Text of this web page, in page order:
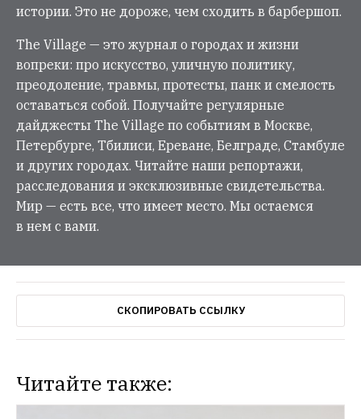
истории. Это не дороже, чем сходить в барбершоп.
The Village — это журнал о городах и жизни
вопреки: про искусство, уличную политику,
преодоление, травмы, протесты, панк и смелость
оставаться собой. Получайте регулярные
дайджесты The Village по событиям в Москве,
Петербурге, Тбилиси, Ереване, Белграде, Стамбуле
и других городах. Читайте наши репортажи,
расследования и эксклюзивные свидетельства.
Мир — есть все, что имеет место. Мы остаемся
в нем с вами.
СКОПИРОВАТЬ ССЫЛКУ
Читайте также: